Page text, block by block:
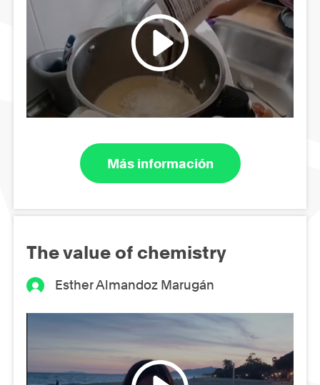
Más información
The value of chemistry
Esther Almandoz Marugán